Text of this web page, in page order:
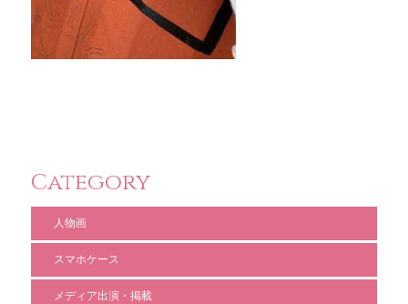
Category
人物画
スマホケース
メディア出演・掲載